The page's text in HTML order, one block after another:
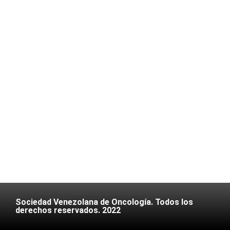
Sociedad Venezolana de Oncología. Todos los
derechos reservados. 2022